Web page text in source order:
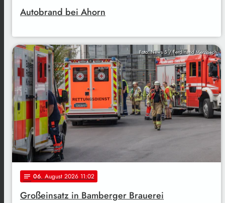
Autobrand bei Ahorn
Foto: News 5 / Ferdinand Merzbach
notes 06. August 2026 11:02
Großeinsatz in Bamberger Brauerei